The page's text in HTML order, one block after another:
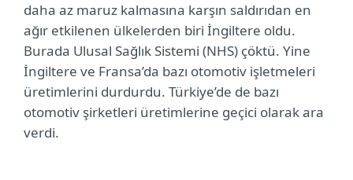
daha az maruz kalmasına karşın saldırıdan en
ağır etkilenen ülkelerden biri İngiltere oldu.
Burada Ulusal Sağlık Sistemi (NHS) çöktü. Yine
İngiltere ve Fransa’da bazı otomotiv işletmeleri
üretimlerini durdurdu. Türkiye’de de bazı
otomotiv şirketleri üretimlerine geçici olarak ara
verdi.